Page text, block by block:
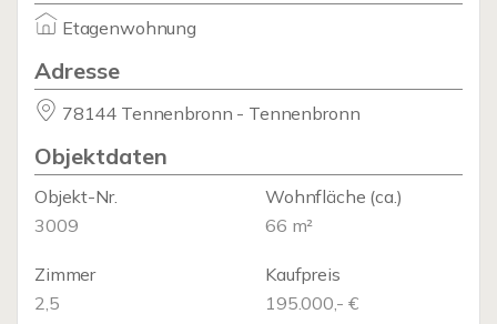
Etagenwohnung
Adresse
78144 Tennenbronn - Tennenbronn
Objektdaten
Objekt-Nr.
3009
Wohnfläche (ca.)
66 m²
Zimmer
2,5
Kaufpreis
195.000,- €